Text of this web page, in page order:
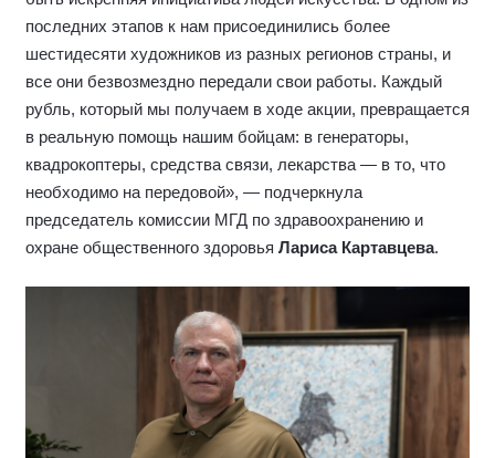
последних этапов к нам присоединились более
шестидесяти художников из разных регионов страны, и
все они безвозмездно передали свои работы. Каждый
рубль, который мы получаем в ходе акции, превращается
в реальную помощь нашим бойцам: в генераторы,
квадрокоптеры, средства связи, лекарства — в то, что
необходимо на передовой», — подчеркнула
председатель комиссии МГД по здравоохранению и
охране общественного здоровья Лариса Картавцева.